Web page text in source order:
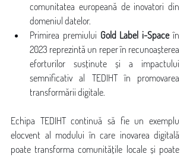
comunitatea europeană de inovatori din
domeniul datelor.
Primirea premiului Gold Label i-Space în
2023 reprezintă un reper în recunoașterea
eforturilor susținute și a impactului
semnificativ al TEDIHT în promovarea
transformării digitale.
Echipa TEDIHT continuă să fie un exemplu
elocvent al modului în care inovarea digitală
poate transforma comunitățile locale și poate